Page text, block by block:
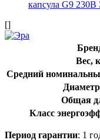
[]
Вес,
Средний
Общая
Класс
Период гарантии: 1